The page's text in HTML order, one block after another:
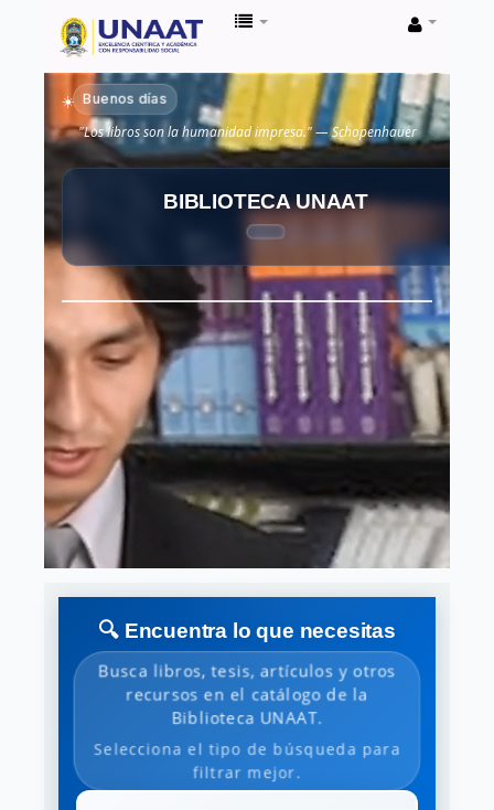
Biblioteca
Unaat
☀️ Buenos días
"Los libros son la humanidad impresa." — Schopenhauer
BIBLIOTECA UNAAT
🔍 Encuentra lo que necesitas
Busca libros, tesis, artículos y otros
recursos en el catálogo de la
Biblioteca UNAAT.
Selecciona el tipo de búsqueda para
filtrar mejor.